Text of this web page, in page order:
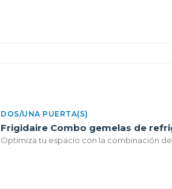
DOS/UNA PUERTA(S)
Frigidaire Combo gemelas de
Optimiza tu espacio con la combinación